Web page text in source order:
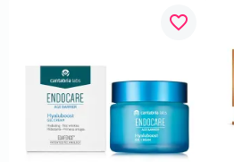
favorite_border